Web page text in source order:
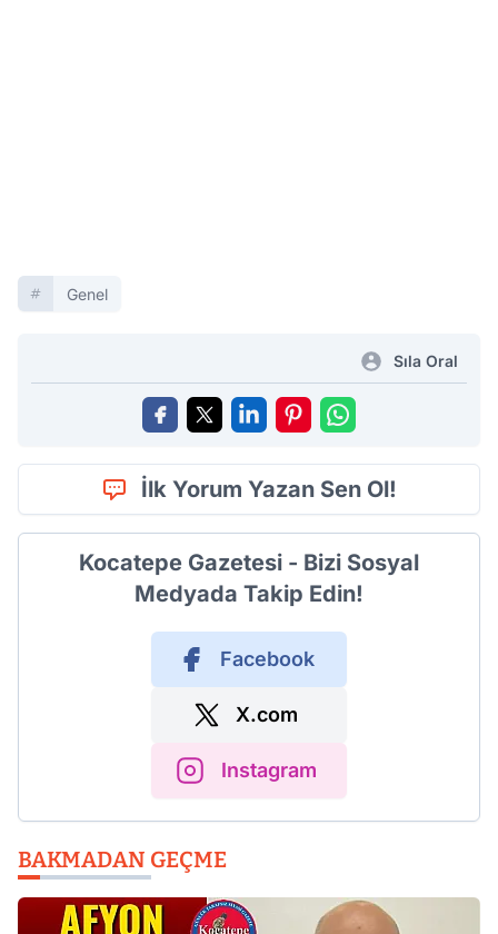
Genel
Sıla Oral
İlk Yorum Yazan Sen Ol!
Kocatepe Gazetesi - Bizi Sosyal
Medyada Takip Edin!
Facebook
X.com
Instagram
BAKMADAN GEÇME